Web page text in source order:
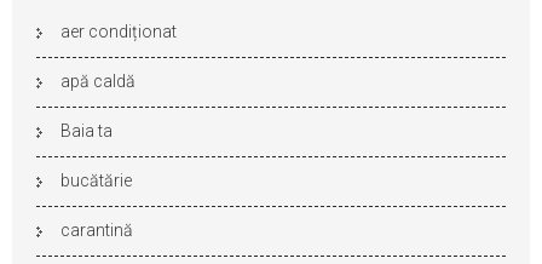
aer condiționat
apă caldă
Baia ta
bucătărie
carantină